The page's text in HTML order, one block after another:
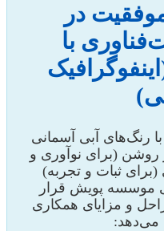
در
با
با رنگ‌های آبی آسمانی
(برای نوآوری و
ثبات و تجربه)
موسسه پویش قرار
و مزایای همکاری
می‌دهد: